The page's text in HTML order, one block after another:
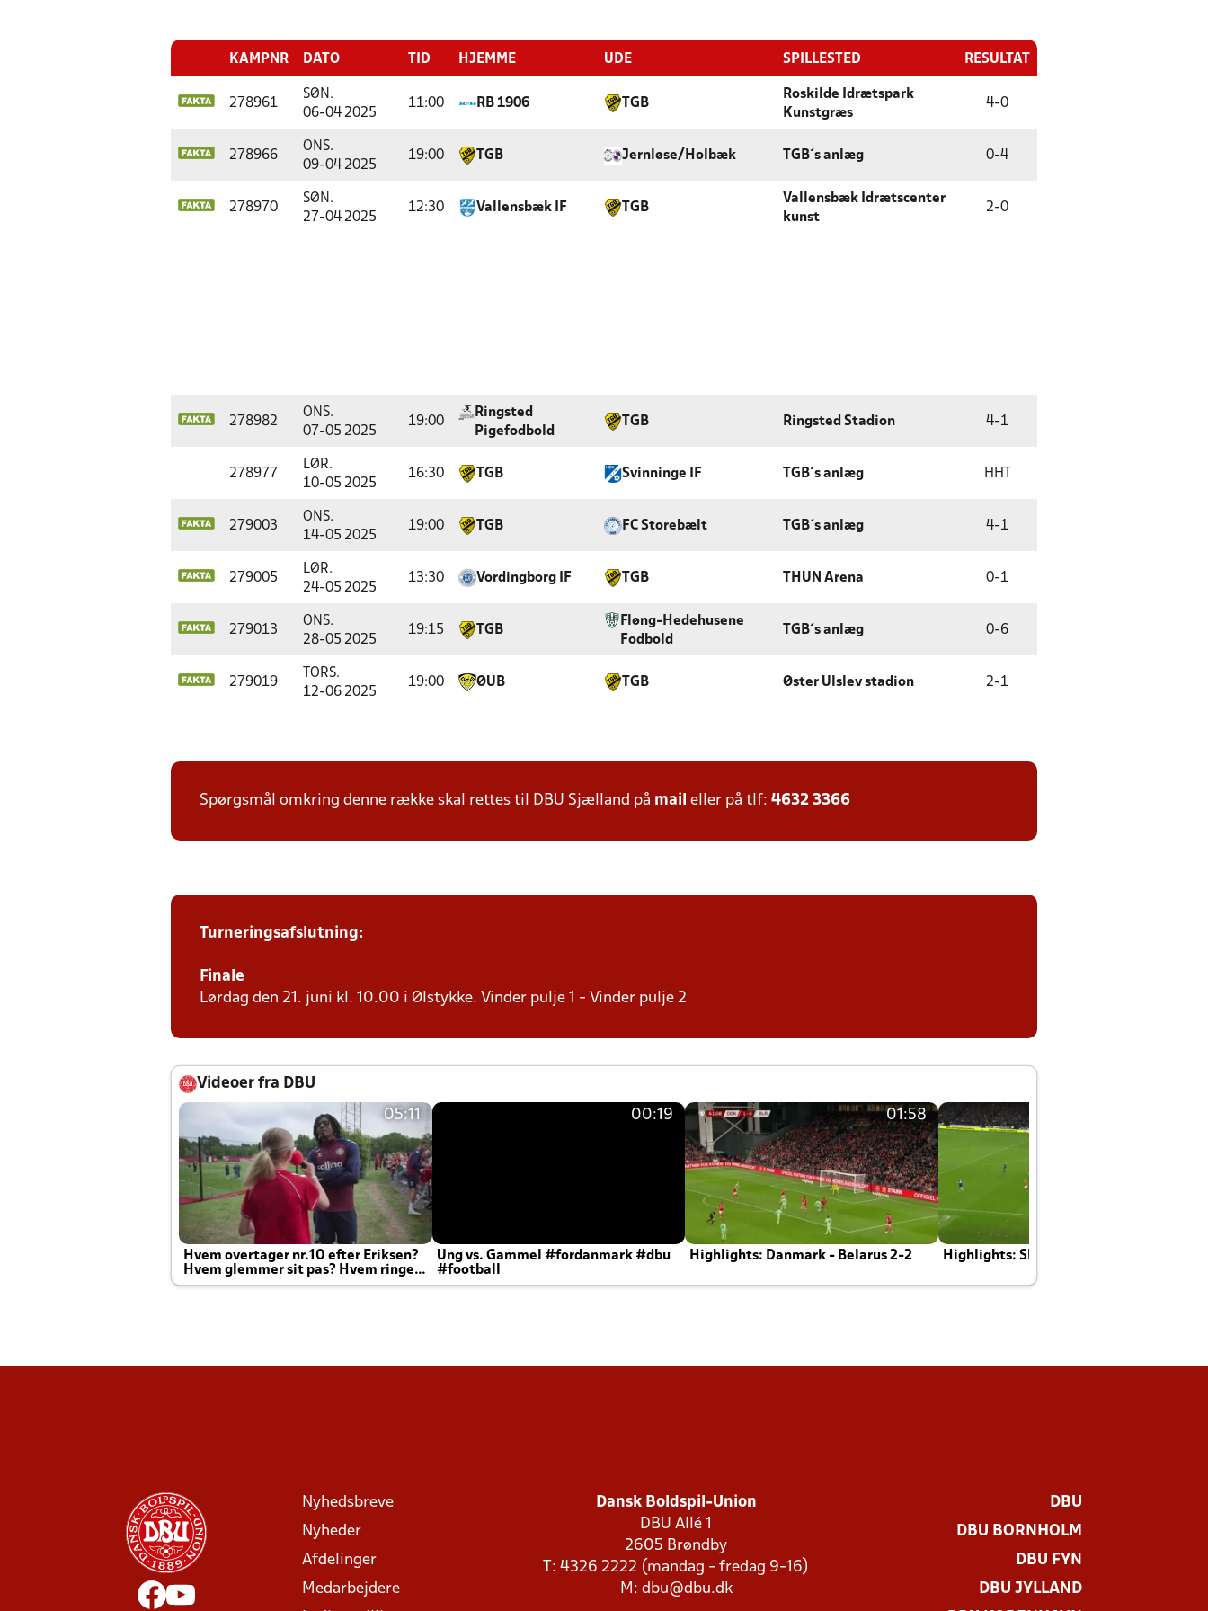
KAMPNR DATO TID HJEMME UDE SPILLESTED RESULTAT
278961
SØN.
06-04 2025
11:00 RB 1906 TGB
Roskilde Idrætspark
Kunstgræs
4-0
278966
ONS.
09-04 2025
19:00 TGB Jernløse/Holbæk TGB´s anlæg 0-4
278970
SØN.
27-04 2025
12:30 Vallensbæk IF TGB
Vallensbæk Idrætscenter
kunst
2-0
278982
ONS.
07-05 2025
19:00
Ringsted
Pigefodbold
TGB Ringsted Stadion 4-1
278977
LØR.
10-05 2025
16:30 TGB Svinninge IF TGB´s anlæg HHT
279003
ONS.
14-05 2025
19:00 TGB FC Storebælt TGB´s anlæg 4-1
279005
LØR.
24-05 2025
13:30 Vordingborg IF TGB THUN Arena 0-1
279013
ONS.
28-05 2025
19:15 TGB
Fløng-Hedehusene
Fodbold
TGB´s anlæg 0-6
279019
TORS.
12-06 2025
19:00 ØUB TGB Øster Ulslev stadion 2-1
Spørgsmål omkring denne række skal rettes til DBU Sjælland på mail eller på tlf: 4632 3366
Turneringsafslutning:
Finale
Lørdag den 21. juni kl. 10.00 i Ølstykke. Vinder pulje 1 - Vinder pulje 2
Videoer fra DBU
05:11
Hvem overtager nr.10 efter Eriksen?
Hvem glemmer sit pas? Hvem ringer
Joachim altid til efter kampe?
00:19
Ung vs. Gammel #fordanmark #dbu
#football
01:58
Highlights: Danmark - Belarus 2-2 Highlights: Skotland - Danmark 4-2
Nyhedsbreve
Nyheder
Afdelinger
Medarbejdere
Dansk Boldspil-Union
DBU Allé 1
2605 Brøndby
T: 4326 2222 (mandag - fredag 9-16)
M: dbu@dbu.dk
DBU
DBU BORNHOLM
DBU FYN
DBU JYLLAND